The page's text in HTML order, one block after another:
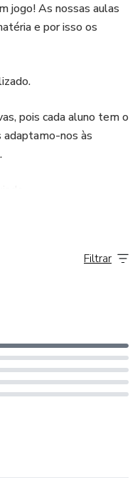
jogo! As nossas aulas
e por isso os
pois cada aluno tem o
adaptamo-nos às
com o professor
o canal preferido
estudar em casa
pais.
Filtrar